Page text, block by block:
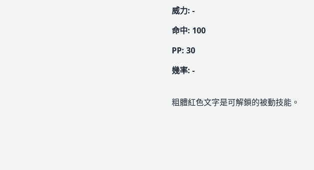
威力: -
命中: 100
PP: 30
幾率: -
粗體紅色文字是可解鎖的被動技能。